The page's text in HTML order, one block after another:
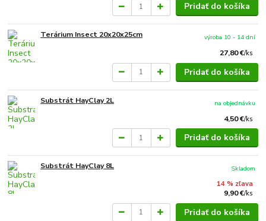
Pridať do košíka
Terárium Insect 20x20x25cm
27,80 €/ks
výroba 10 - 14 dní
Pridať do košíka
Substrát HayClay 2L
4,50 €/ks
na objednávku
Pridať do košíka
Substrát HayClay 8L
14 % zľava
9,90 €/ks
Skladom
Pridať do košíka